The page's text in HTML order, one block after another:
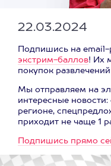
22.03.2024
Подпишись на
экстрим-баллов! Их
покупок
Мы отправляем на
интересные
регионе,
приходит не чаще 1
Подпишись прямо